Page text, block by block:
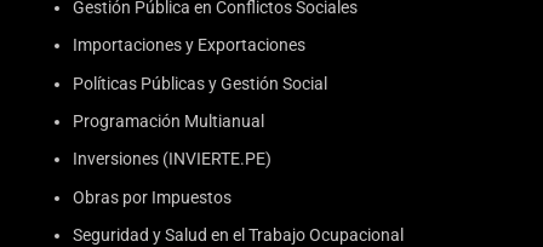
Gestión Pública en Conflictos Sociales
Importaciones y Exportaciones
Políticas Públicas y Gestión Social
Programación Multianual
Inversiones (INVIERTE.PE)
Obras por Impuestos
Seguridad y Salud en el Trabajo Ocupacional